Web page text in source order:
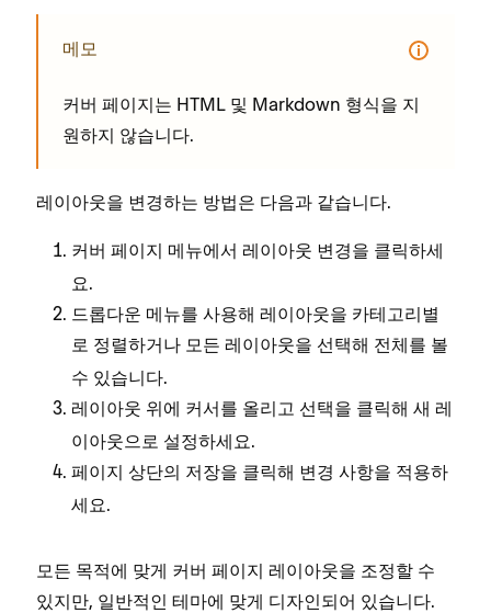
메모
커버 페이지는 HTML 및 Markdown 형식을 지
원하지 않습니다.
레이아웃을 변경하는 방법은 다음과 같습니다.
커버 페이지 메뉴에서 레이아웃 변경을 클릭하세
요.
드롭다운 메뉴를 사용해 레이아웃을 카테고리별
로 정렬하거나 모든 레이아웃을 선택해 전체를 볼
수 있습니다.
레이아웃 위에 커서를 올리고 선택을 클릭해 새 레
이아웃으로 설정하세요.
페이지 상단의 저장을 클릭해 변경 사항을 적용하
세요.
모든 목적에 맞게 커버 페이지 레이아웃을 조정할 수
있지만, 일반적인 테마에 맞게 디자인되어 있습니다.